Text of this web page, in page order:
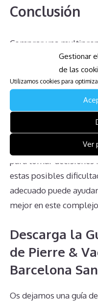
Gestionar
de las
Utilizamos cookies para
Ver
Conclusión
Comprar una
Residence Barcelona
intenciones iniciales,
debido a varias
Entender las
dificultad para anular
mercado de reventa, y
transmisión de la
para tomar decisiones
estas posibles
adecuado puede
mejor en este
Descarga la
de Pierre &
Barcelona
Os dejamos una guía